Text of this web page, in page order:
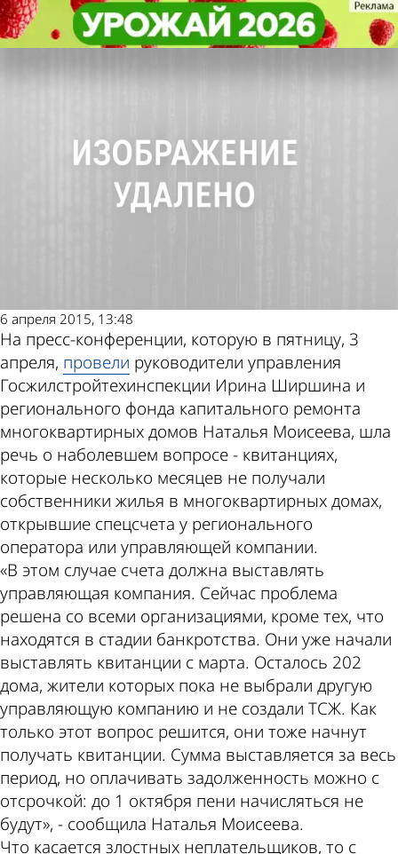
В судах находится около 30 исков
к неплательщикам за капремонт
Общество
6 апреля 2015, 13:48
На пресс-конференции, которую в пятницу, 3
апреля, провели руководители управления
Госжилстройтехинспекции Ирина Ширшина и
регионального фонда капитального ремонта
многоквартирных домов Наталья Моисеева, шла
речь о наболевшем вопросе - квитанциях,
которые несколько месяцев не получали
собственники жилья в многоквартирных домах,
открывшие спецсчета у регионального
оператора или управляющей компании.
«В этом случае счета должна выставлять
управляющая компания. Сейчас проблема
решена со всеми организациями, кроме тех, что
находятся в стадии банкротства. Они уже начали
выставлять квитанции с марта. Осталось 202
дома, жители которых пока не выбрали другую
управляющую компанию и не создали ТСЖ. Как
только этот вопрос решится, они тоже начнут
получать квитанции. Сумма выставляется за весь
период, но оплачивать задолженность можно с
отсрочкой: до 1 октября пени начисляться не
будут», - сообщила Наталья Моисеева.
Что касается злостных неплательщиков, то с
В судах находится около 30 исков
к неплательщикам за капремонт
Общество
Другие новости
Погода и курсы